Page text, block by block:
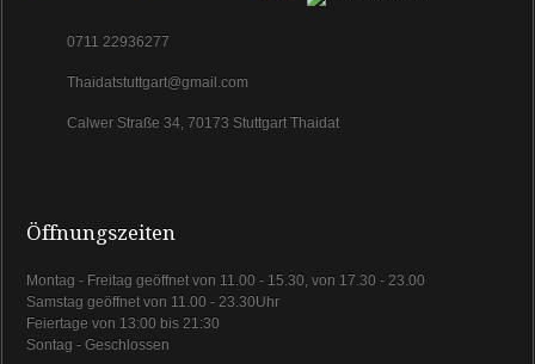
0711 22936277
Thaidatstuttgart@gmail.com
Calwer Straße 34, 70173 Stuttgart Thaidat
Öffnungszeiten
Montag - Freitag geöffnet von 11.00 - 15.30, von 17.30 - 23.00
Samstag geöffnet von 11.00 - 23.30Uhr
Feiertage von 13:00 bis 21:30
Sontag - Geschlossen